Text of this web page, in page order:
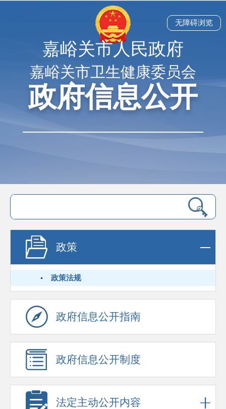
嘉峪关市人民政府
嘉峪关市卫生健康委员会
政府信息公开
无障碍浏览
政策
政策法规
政府信息公开指南
政府信息公开制度
法定主动公开内容